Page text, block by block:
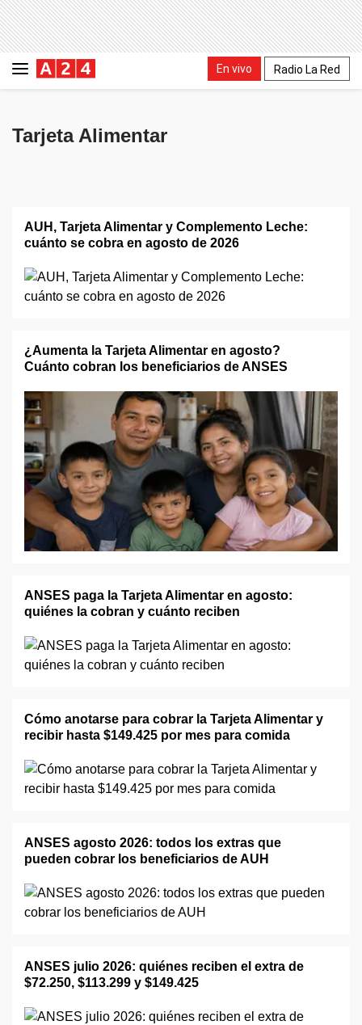
En vivo Radio La Red
Tarjeta Alimentar
AUH, Tarjeta Alimentar y Complemento Leche:
cuánto se cobra en agosto de 2026
¿Aumenta la Tarjeta Alimentar en agosto?
Cuánto cobran los beneficiarios de ANSES
ANSES paga la Tarjeta Alimentar en agosto:
quiénes la cobran y cuánto reciben
Cómo anotarse para cobrar la Tarjeta Alimentar y
recibir hasta $149.425 por mes para comida
ANSES agosto 2026: todos los extras que
pueden cobrar los beneficiarios de AUH
ANSES julio 2026: quiénes reciben el extra de
$72.250, $113.299 y $149.425